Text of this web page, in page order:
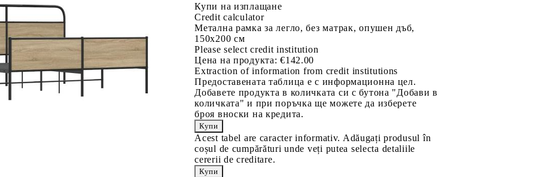
Купи на изплащане
Credit calculator
Метална рамка за легло, без матрак, опушен дъб,
150x200 см
Please select credit institution
Цена на продукта: €142.00
Extraction of information from credit institutions
Предоставената таблица е с информационна цел.
Добавете продукта в количката си с бутона "Добави в
количката" и при поръчка ще можете да изберете
броя вноски на кредита.
Acest tabel are caracter informativ. Adăugați produsul în
coșul de cumpărături unde veți putea selecta detaliile
cererii de creditare.